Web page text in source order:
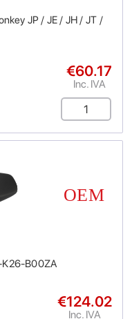
JP / JE / JH / JT /
€60.17
Inc. IVA
K26-B00ZA
€124.02
Inc. IVA